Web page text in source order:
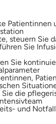
Patientinnen
steuern Sie
Sie
Sie
die
und